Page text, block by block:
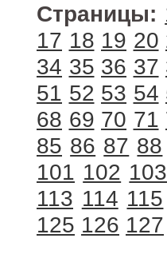
Страницы:
17 18 19 20
34 35 36 37
51 52 53 54
68 69 70 71
85 86 87 88
101 102 103
113 114 115
125 126 127